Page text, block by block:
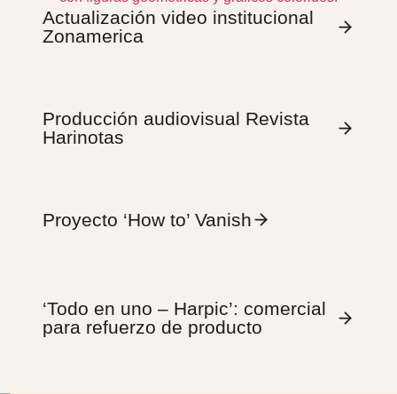
Actualización video institucional
Zonamerica
Producción audiovisual Revista
Harinotas
Proyecto ‘How to’ Vanish
‘Todo en uno – Harpic’: comercial
para refuerzo de producto